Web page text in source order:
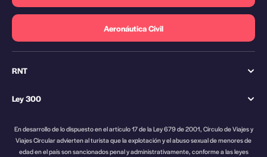
Aeronáutica Civil
RNT
Ley 300
En desarrollo de lo dispuesto en el artículo 17 de la Ley 679 de 2001, Círculo de Viajes y
Viajes Circular advierten al turista que la explotación y el abuso sexual de menores de
edad en el país son sancionados penal y administrativamente, conforme a las leyes